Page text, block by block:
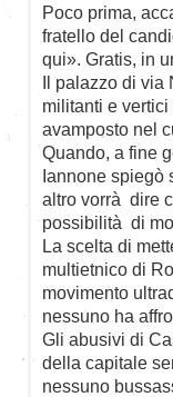
Poco prima,
fratello del
qui». Gratis, in
Il palazzo di via
militanti e
avamposto nel
Quando, a fine
Iannone spiegò
altro vorrà dire
possibilità di
La scelta di
multietnico di
movimento
nessuno ha
Gli abusivi di
della capitale
nessuno